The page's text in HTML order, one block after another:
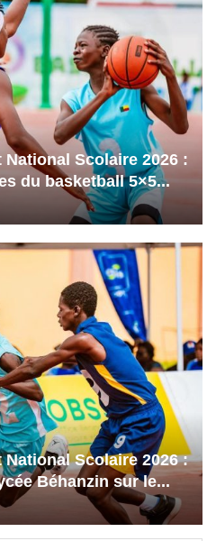
Scolaire 2026 :
du basketball 5×5...
Scolaire 2026 :
Béhanzin sur le...